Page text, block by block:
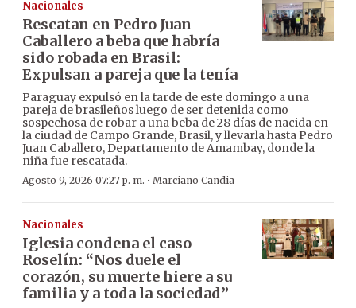
Nacionales
Rescatan en Pedro Juan
Caballero a beba que habría
sido robada en Brasil:
Expulsan a pareja que la tenía
Paraguay expulsó en la tarde de este domingo a una
pareja de brasileños luego de ser detenida como
sospechosa de robar a una beba de 28 días de nacida en
la ciudad de Campo Grande, Brasil, y llevarla hasta Pedro
Juan Caballero, Departamento de Amambay, donde la
niña fue rescatada.
Agosto 9, 2026 07:27 p. m. · Marciano Candia
Nacionales
Iglesia condena el caso
Roselín: “Nos duele el
corazón, su muerte hiere a su
familia y a toda la sociedad”